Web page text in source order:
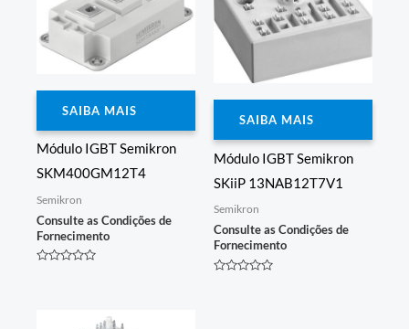
SAIBA MAIS
Módulo IGBT Semikron
SKM400GM12T4
Semikron
Consulte as Condições de
Fornecimento
SAIBA MAIS
Módulo IGBT Semikron
SKiiP 13NAB12T7V1
Semikron
Consulte as Condições de
Fornecimento